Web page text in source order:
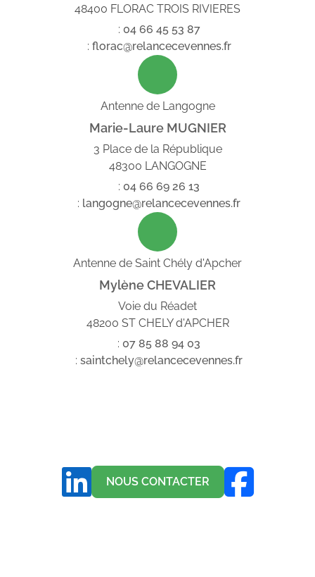
48400 FLORAC TROIS RIVIERES
: 04 66 45 53 87
: florac@relancecevennes.fr
Antenne de Langogne
Marie-Laure MUGNIER
3 Place de la République
48300 LANGOGNE
: 04 66 69 26 13
: langogne@relancecevennes.fr
Antenne de Saint Chély d'Apcher
Mylène CHEVALIER
Voie du Réadet
48200 ST CHELY d'APCHER
: 07 85 88 94 03
: saintchely@relancecevennes.fr
NOUS CONTACTER